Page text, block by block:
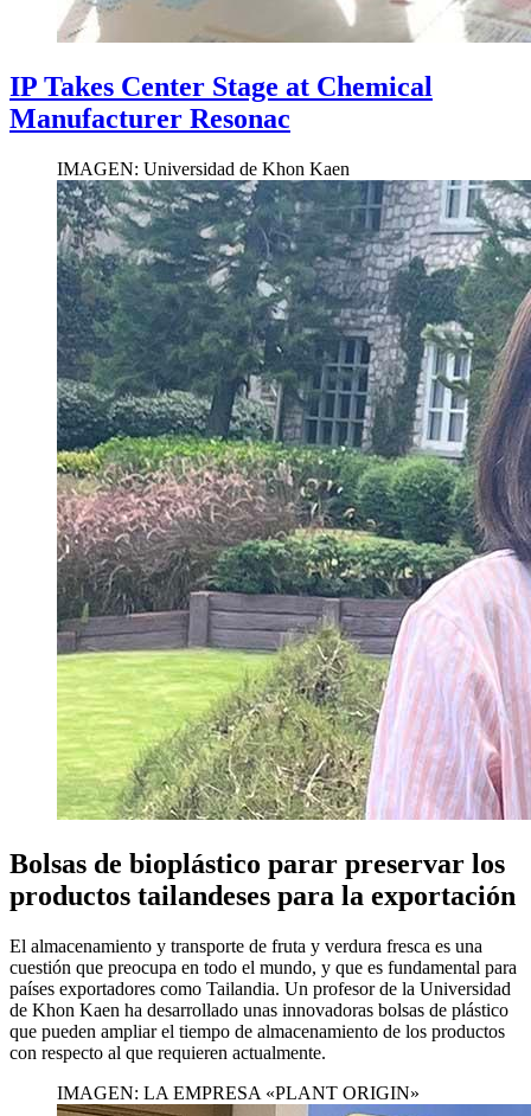
IP Takes Center Stage at Chemical
Manufacturer Resonac
IMAGEN: Universidad de Khon Kaen
Bolsas de bioplástico parar preservar los
productos tailandeses para la exportación
El almacenamiento y transporte de fruta y verdura fresca es una
cuestión que preocupa en todo el mundo, y que es fundamental para
países exportadores como Tailandia. Un profesor de la Universidad
de Khon Kaen ha desarrollado unas innovadoras bolsas de plástico
que pueden ampliar el tiempo de almacenamiento de los productos
con respecto al que requieren actualmente.
IMAGEN: LA EMPRESA «PLANT ORIGIN»